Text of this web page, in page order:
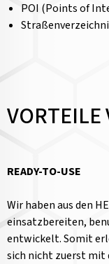
POI (Points of
VORTEILE
READY-TO-USE
Wir haben aus den
einsatzbereiten,
entwickelt. Somit
sich nicht zuerst mit